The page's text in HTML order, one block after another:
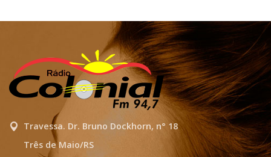
Travessa. Dr. Bruno Dockhorn, n° 18
Três de Maio/RS